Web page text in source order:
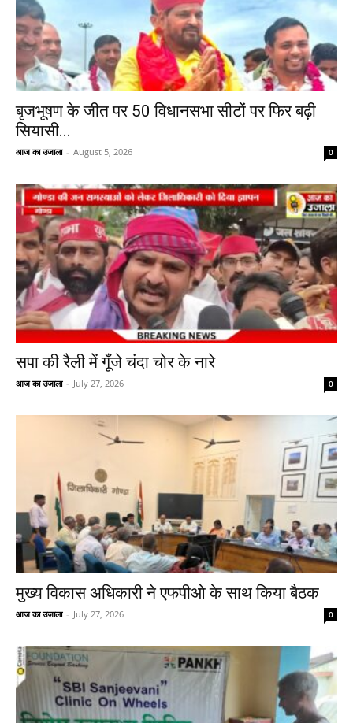
बृजभूषण के जीत पर 50 विधानसभा सीटों पर फिर बढ़ी
सियासी...
आज का उजाला - August 5, 2026 0
सपा की रैली में गूँजे चंदा चोर के नारे
आज का उजाला - July 27, 2026 0
मुख्य विकास अधिकारी ने एफपीओ के साथ किया बैठक
आज का उजाला - July 27, 2026 0